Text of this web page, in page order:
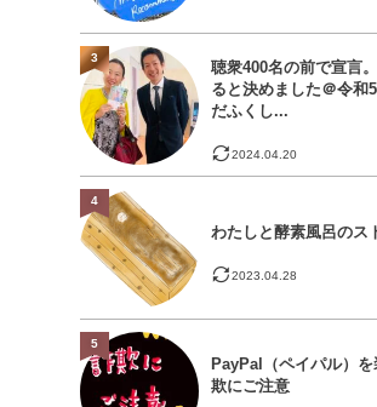
聴衆400名の前で宣言
ると決めました＠令和
だふくし...
2024.04.20
3
わたしと酵素風呂のス
2023.04.28
4
PayPal（ペイパル）
欺にご注意
5